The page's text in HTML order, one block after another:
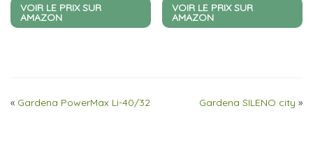
VOIR LE PRIX SUR
AMAZON
VOIR LE PRIX SUR
AMAZON
« Gardena PowerMax Li-40/32 Gardena SILENO city »